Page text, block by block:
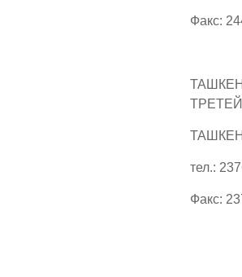
Факс:
тел.:
Факс: